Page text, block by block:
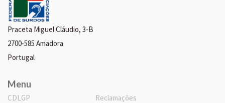
Praceta Miguel Cláudio, 3-B
2700-585 Amadora
Portugal
Menu
CDLGP
Reclamações